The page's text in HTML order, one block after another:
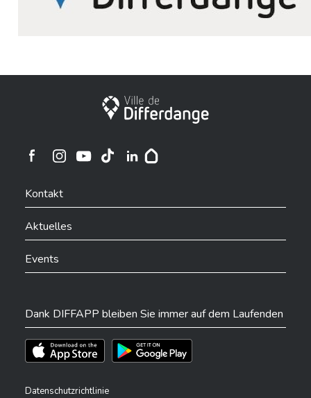
Stadt Differdingen
Ville de Differdange sur Instagram
Kontakt
Aktuelles
Events
Dank DIFFAPP bleiben Sie immer auf dem Laufenden
Téléchargez l'app sur l'App StoreTéléchargez l'app sur Play Store
Datenschutzrichtlinie